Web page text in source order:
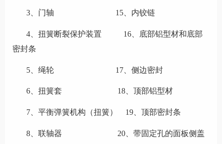
3、门轴 15、内铰链
4、扭簧断裂保护装置 16、底部铝型材和底部
密封条
5、绳轮 17、侧边密封
6、扭簧套 18、顶部铝型材
7、平衡弹簧机构（扭簧） 19、顶部密封条
8、联轴器 20、带固定孔的面板侧盖